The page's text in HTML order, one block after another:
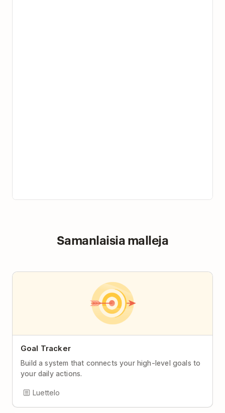
Samanlaisia malleja
Goal Tracker
Build a system that connects your high-level goals to
your daily actions.
Luettelo